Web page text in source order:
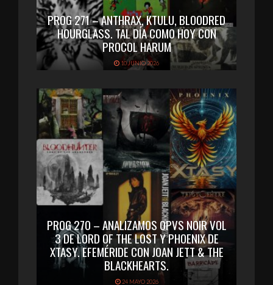
PROG 271 – ANTHRAX, KTULU, BLOODRED
HOURGLASS. TAL DÍA COMO HOY CON
PROCOL HARUM
10 JUNIO 2026
PROG 270 – ANALIZAMOS OPVS NOIR VOL
3 DE LORD OF THE LOST Y PHOENIX DE
XTASY. EFEMÉRIDE CON JOAN JETT & THE
BLACKHEARTS.
24 MAYO 2026